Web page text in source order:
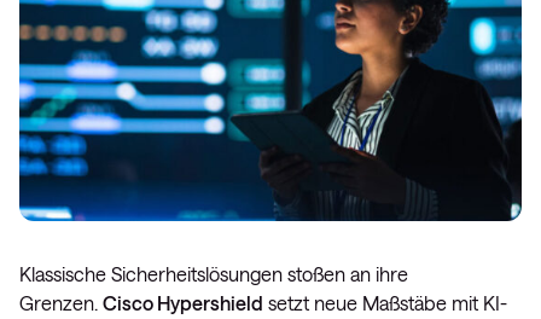
Klassische Sicherheitslösungen stoßen an ihre
Grenzen. Cisco Hypershield setzt neue Maßstäbe mit KI-